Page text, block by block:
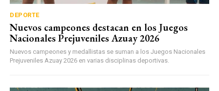
DEPORTE
Nuevos campeones destacan en los Juegos
Nacionales Prejuveniles Azuay 2026
Nuevos campeones y medallistas se suman a los Juegos Nacionales
Prejuveniles Azuay 2026 en varias disciplinas deportivas.